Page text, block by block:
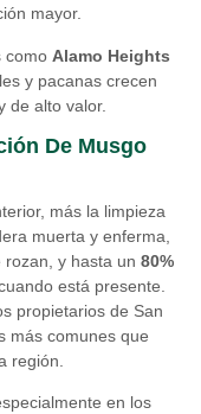
mayor.
como Alamo Heights
y pacanas crecen
de alto valor.
De Musgo
más la limpieza
muerta y enferma,
y hasta un 80%
está presente.
propietarios de San
más comunes que
región.
en los